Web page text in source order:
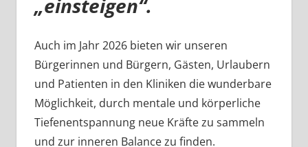
„einsteigen“.
Auch im Jahr 2026 bieten wir unseren
Bürgerinnen und Bürgern, Gästen, Urlaubern
und Patienten in den Kliniken die wunderbare
Möglichkeit, durch mentale und körperliche
Tiefenentspannung neue Kräfte zu sammeln
und zur inneren Balance zu finden.